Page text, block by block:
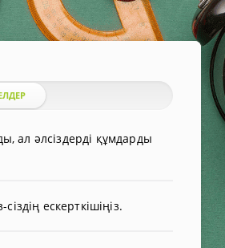
ал әлсіздерді құмдарды
сіздің ескерткішіңіз.